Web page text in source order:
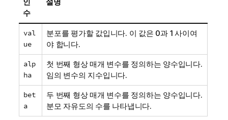
수
val
ue
분포를 평가할 값입니다. 이 값은 0과 1 사이여
야 합니다.
alp
ha
첫 번째 형상 매개 변수를 정의하는 양수입니다.
임의 변수의 지수입니다.
bet
a
두 번째 형상 매개 변수를 정의하는 양수입니다.
분모 자유도의 수를 나타냅니다.